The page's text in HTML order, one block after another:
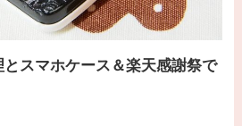
スマホケース＆楽天感謝祭で